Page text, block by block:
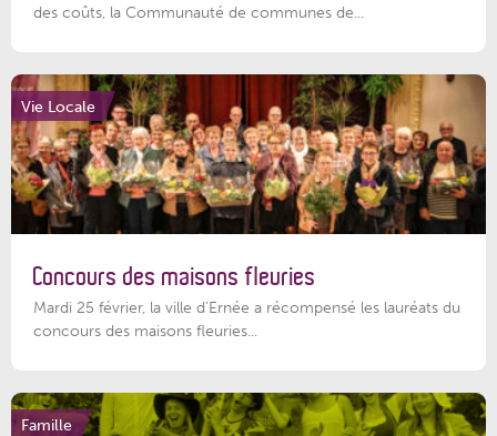
des coûts, la Communauté de communes de...
Vie Locale
Concours des maisons fleuries
Mardi 25 février, la ville d'Ernée a récompensé les lauréats du
concours des maisons fleuries...
Famille